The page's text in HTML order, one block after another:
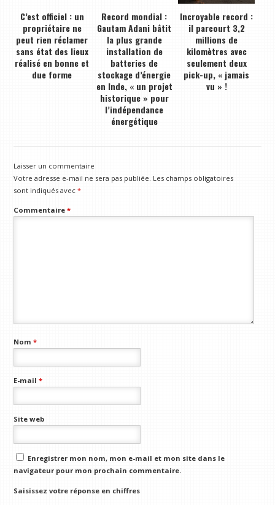
C’est officiel : un
propriétaire ne
peut rien réclamer
sans état des lieux
réalisé en bonne et
due forme
Record mondial :
Gautam Adani bâtit
la plus grande
installation de
batteries de
stockage d’énergie
en Inde, « un projet
historique » pour
l’indépendance
énergétique
Incroyable record :
il parcourt 3,2
millions de
kilomètres avec
seulement deux
pick-up, « jamais
vu » !
Laisser un commentaire
Votre adresse e-mail ne sera pas publiée. Les champs obligatoires
sont indiqués avec*
Commentaire*
Nom*
E-mail*
Site web
Enregistrer mon nom, mon e-mail et mon site dans le
navigateur pour mon prochain commentaire.
Saisissez votre réponse en chiffres